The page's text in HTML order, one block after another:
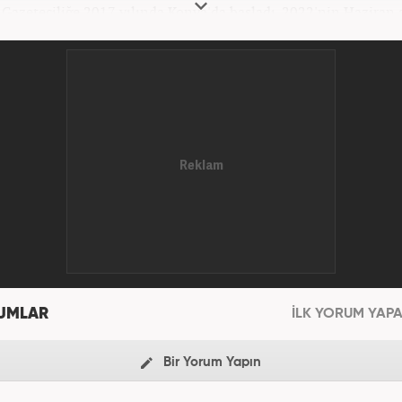
Gazeteciliğe 2017 yılında Konya'da başladı. 2022'nin Haziran
İLK YORUM
Bir Yorum Yapın